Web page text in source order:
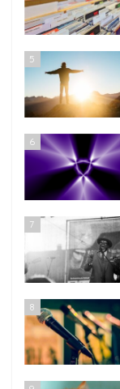
5
6
7
8